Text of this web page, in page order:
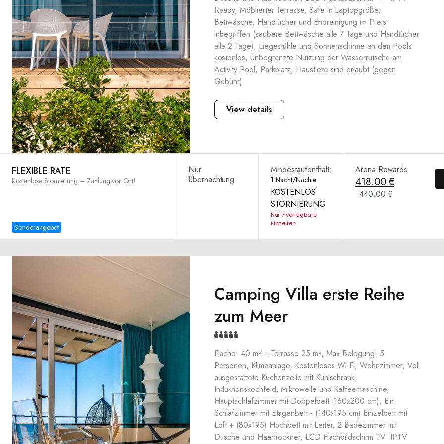
Ready, Möblierter Terrasse, Safe in Laptopgröße,
Bettwäsche, Handtücher und Endreinigung im Preis
inbegriffen (saubere Bettwäsche alle 7 Tage und Handtücher
alle 2 Tage), Liegestühle und Sonnenschirme an den Pools
kostenlos, Unbegrenzte Nutzung der Wasserrutsche am
Activity Pool, Parkplatz, Haustiere sind erlaubt (gegen
Gebühr)
View details
FLEXIBLE RATE
Sonderangebot
Kostenlose Stornierung – Zahlung vor Ort!
Mindestaufenthalt:
1 Nacht/Nächte
KOSTENLOS
STORNIERUNG
Nur 7 verfügbare
Einheiten
Arena Rewards
418.00 €
440.00 €
Nur
Übernachtung
Camping Villa erste Reihe
zum Meer
Fläche: 40 m² + Terrasse 25 m², Max Belegung: 5
Personen, Klimaanlage, Kostenloses Wi-Fi, Wohnzimmer, Voll
ausgestattete Küchenzeile mit Kühlschrank,
Induktionskochfeld, Mikrowelle und Kaffeemaschine,
Hauptschlafzimmer mit Doppelbett (160x200 cm), Ein
Schlafzimmer mit Etagenbett - (140x195 cm) Einzelbett mit
Loft + (80x195) Hochbett mit Leiter, 2 Badezimmer mit
Dusche und Haartrockner, LCD Flachbildschirm TV IPTV